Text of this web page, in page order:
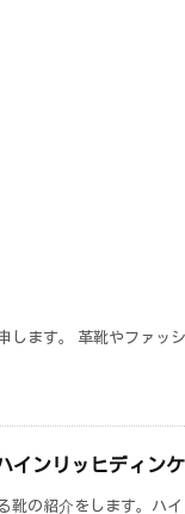
します。 革靴やファッ
インリッヒディン
靴の紹介をします。ハ